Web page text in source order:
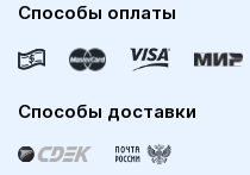
Способы оплаты
Способы доставки